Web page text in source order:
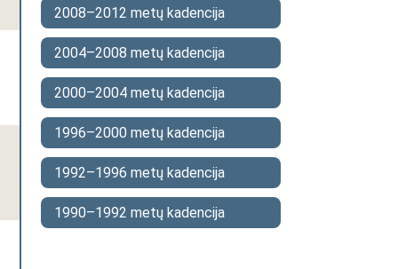
2008–2012 metų kadencija
2004–2008 metų kadencija
2000–2004 metų kadencija
1996–2000 metų kadencija
1992–1996 metų kadencija
1990–1992 metų kadencija